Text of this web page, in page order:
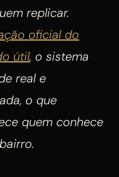
replicar.
oficial do
útil, o sistema
real e
o que
quem conhece